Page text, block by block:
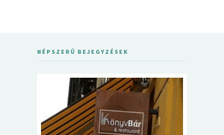
NÉPSZERŰ BEJEGYZÉSEK